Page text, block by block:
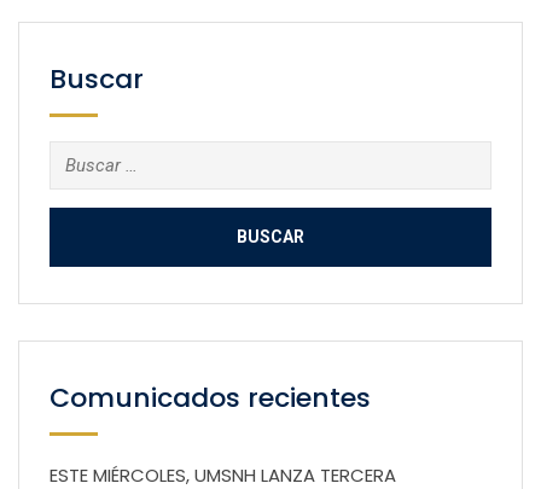
Buscar
Buscar:
Comunicados recientes
ESTE MIÉRCOLES, UMSNH LANZA TERCERA